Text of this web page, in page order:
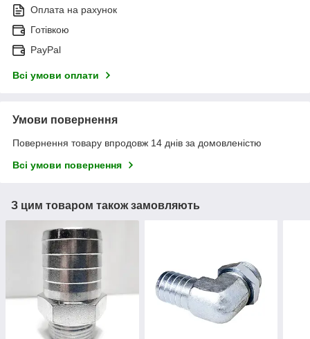
Оплата на рахунок
Готівкою
PayPal
Всі умови оплати
Умови повернення
Повернення товару впродовж 14 днів за домовленістю
Всі умови повернення
З цим товаром також замовляють